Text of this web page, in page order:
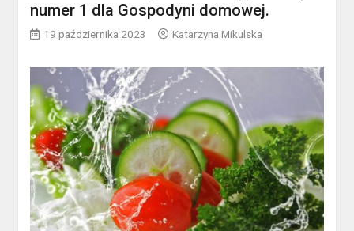
numer 1 dla Gospodyni domowej.
19 października 2023 Katarzyna Mikulska